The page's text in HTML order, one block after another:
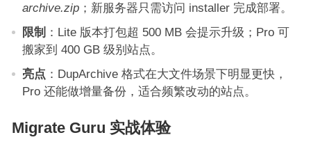
archive.zip；新服务器只需访问 installer 完成部署。
限制
：Lite 版本打包超 500 MB 会提示升级；Pro 可
搬家到 400 GB 级别站点。
亮点 ：DupArchive 格式在大文件场景下明显更快，
Pro 还能做增量备份，适合频繁改动的站点。
Migrate Guru 实战体验